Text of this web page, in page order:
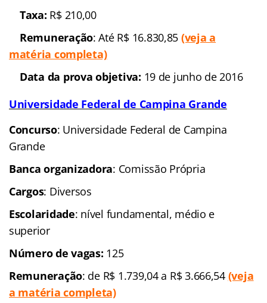
Taxa: R$ 210,00
Remuneração: Até R$ 16.830,85 (veja a
matéria completa)
Data da prova objetiva: 19 de junho de 2016
Universidade Federal de Campina Grande
Concurso: Universidade Federal de Campina
Grande
Banca organizadora: Comissão Própria
Cargos: Diversos
Escolaridade: nível fundamental, médio e
superior
Número de vagas: 125
Remuneração: de R$ 1.739,04 a R$ 3.666,54 (veja
a matéria completa)